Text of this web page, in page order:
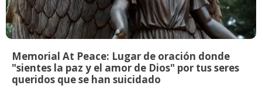
Memorial At Peace: Lugar de oración donde
"sientes la paz y el amor de Dios" por tus seres
queridos que se han suicidado